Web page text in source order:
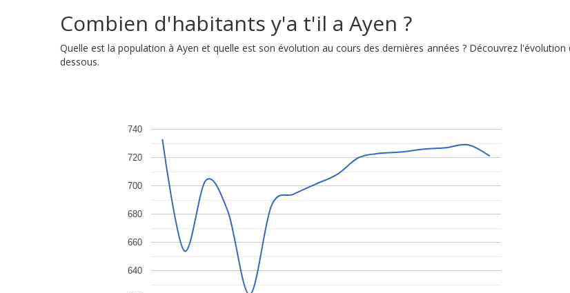
Combien d'habitants y'a t'il a Ayen ?
Quelle est la population à Ayen et quelle est son évolution au cours des dernières années ? Découvrez
dessous.
640
660
680
700
720
740